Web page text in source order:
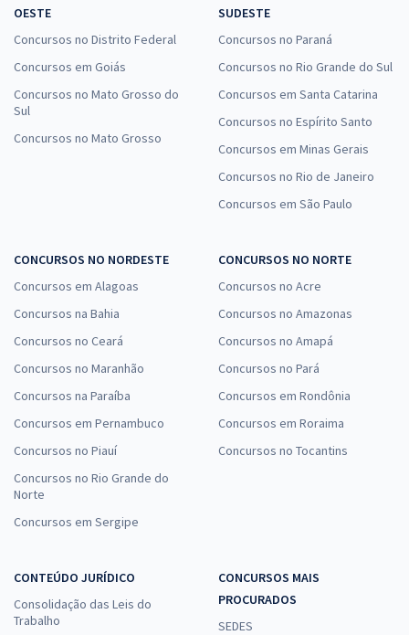
OESTE
Concursos no Distrito Federal
Concursos em Goiás
Concursos no Mato Grosso do
Sul
Concursos no Mato Grosso
SUDESTE
Concursos no Paraná
Concursos no Rio Grande do Sul
Concursos em Santa Catarina
Concursos no Espírito Santo
Concursos em Minas Gerais
Concursos no Rio de Janeiro
Concursos em São Paulo
CONCURSOS NO NORDESTE
Concursos em Alagoas
Concursos na Bahia
Concursos no Ceará
Concursos no Maranhão
Concursos na Paraíba
Concursos em Pernambuco
Concursos no Piauí
Concursos no Rio Grande do
Norte
Concursos em Sergipe
CONCURSOS NO NORTE
Concursos no Acre
Concursos no Amazonas
Concursos no Amapá
Concursos no Pará
Concursos em Rondônia
Concursos em Roraima
Concursos no Tocantins
CONTEÚDO JURÍDICO
Consolidação das Leis do
Trabalho
CONCURSOS MAIS
PROCURADOS
SEDES